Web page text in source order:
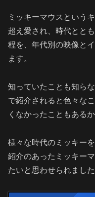
ミッキーマウスという
超え愛され、時代とと
程を、年代別の映像と
ます。
知っていたことも知ら
で紹介されると色々な
くなかったこともある
様々な時代のミッキー
紹介のあったミッキー
たいと思わせられまし